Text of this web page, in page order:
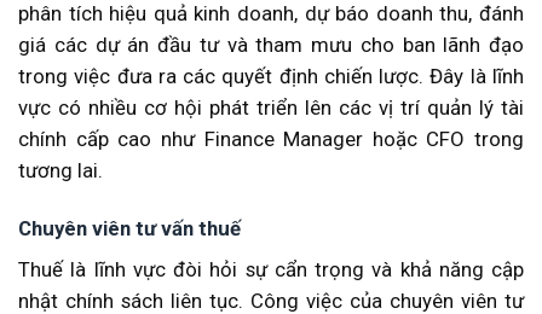
phân tích hiệu quả kinh doanh, dự báo doanh thu, đánh
giá các dự án đầu tư và tham mưu cho ban lãnh đạo
trong việc đưa ra các quyết định chiến lược. Đây là lĩnh
vực có nhiều cơ hội phát triển lên các vị trí quản lý tài
chính cấp cao như Finance Manager hoặc CFO trong
tương lai.
Chuyên viên tư vấn thuế
Thuế là lĩnh vực đòi hỏi sự cẩn trọng và khả năng cập
nhật chính sách liên tục. Công việc của chuyên viên tư